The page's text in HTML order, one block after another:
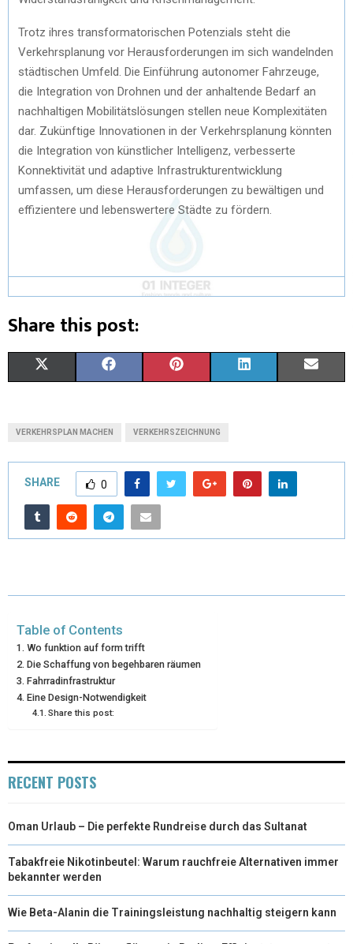
Trotz ihres transformatorischen Potenzials steht die
Verkehrsplanung vor Herausforderungen im sich wandelnden
städtischen Umfeld. Die Einführung autonomer Fahrzeuge,
die Integration von Drohnen und der anhaltende Bedarf an
nachhaltigen Mobilitätslösungen stellen neue Komplexitäten
dar. Zukünftige Innovationen in der Verkehrsplanung könnten
die Integration von künstlicher Intelligenz, verbesserte
Konnektivität und adaptive Infrastrukturentwicklung
umfassen, um diese Herausforderungen zu bewältigen und
effizientere und lebenswertere Städte zu fördern.
Share this post:
I
T
T
R
O
O E
T
I
VERKEHRSPLAN MACHEN VERKEHRSZEICHNUNG
SHARE 0
Table of Contents
Wo funktion auf form trifft
Die Schaffung von begehbaren räumen
Fahrradinfrastruktur
Eine Design-Notwendigkeit
Share this post:
RECENT POSTS
Oman Urlaub – Die perfekte Rundreise durch das Sultanat
Tabakfreie Nikotinbeutel: Warum rauchfreie Alternativen immer
bekannter werden
Wie Beta-Alanin die Trainingsleistung nachhaltig steigern kann